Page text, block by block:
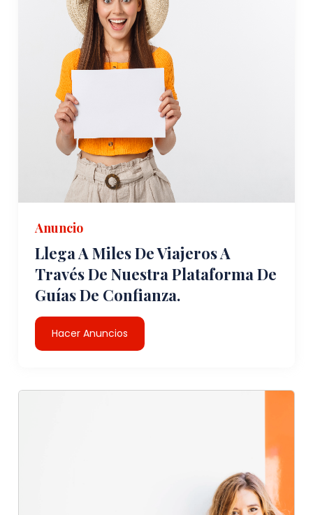
Anuncio
Llega A Miles De Viajeros A
Través De Nuestra Plataforma De
Guías De Confianza.
Hacer Anuncios